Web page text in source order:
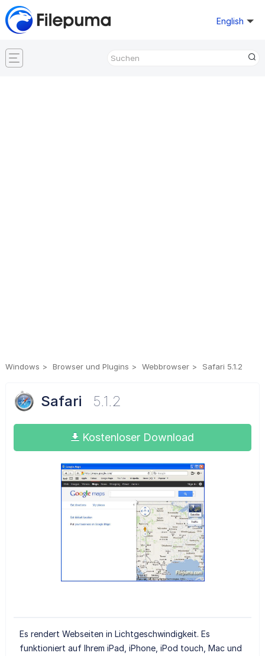
English
Windows Browser und Plugins Webbrowser Safari 5.1.2
Safari 5.1.2
Kostenloser Download
Es rendert Webseiten in Lichtgeschwindigkeit. Es
funktioniert auf Ihrem iPad, iPhone, iPod touch, Mac und